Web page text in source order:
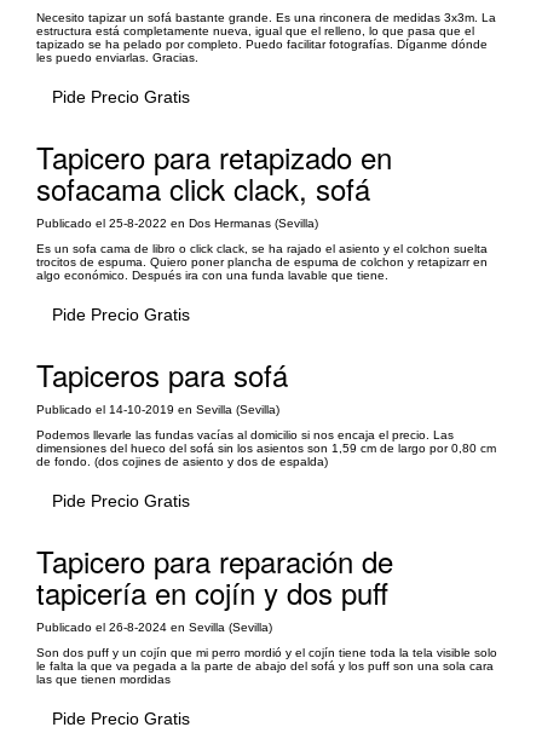
Necesito tapizar un sofá bastante grande. Es una rinconera de medidas 3x3m. La
estructura está completamente nueva, igual que el relleno, lo que pasa que el
tapizado se ha pelado por completo. Puedo facilitar fotografías. Díganme dónde
les puedo enviarlas. Gracias.
Pide Precio Gratis
Tapicero para retapizado en
sofacama click clack, sofá
Publicado el 25-8-2022 en Dos Hermanas (Sevilla)
Es un sofa cama de libro o click clack, se ha rajado el asiento y el colchon suelta
trocitos de espuma. Quiero poner plancha de espuma de colchon y retapizarr en
algo económico. Después ira con una funda lavable que tiene.
Pide Precio Gratis
Tapiceros para sofá
Publicado el 14-10-2019 en Sevilla (Sevilla)
Podemos llevarle las fundas vacías al domicilio si nos encaja el precio. Las
dimensiones del hueco del sofá sin los asientos son 1,59 cm de largo por 0,80 cm
de fondo. (dos cojines de asiento y dos de espalda)
Pide Precio Gratis
Tapicero para reparación de
tapicería en cojín y dos puff
Publicado el 26-8-2024 en Sevilla (Sevilla)
Son dos puff y un cojín que mi perro mordió y el cojín tiene toda la tela visible solo
le falta la que va pegada a la parte de abajo del sofá y los puff son una sola cara
las que tienen mordidas
Pide Precio Gratis